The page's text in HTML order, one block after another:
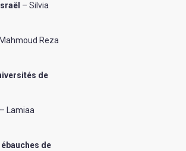
– Silvia
Reza
de
– Lamiaa
de